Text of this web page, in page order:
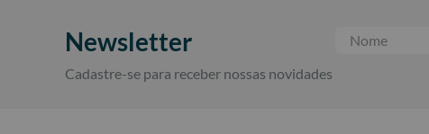
Newsletter
Cadastre-se para receber nossas novidades